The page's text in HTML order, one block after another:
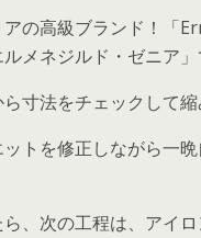
アの高級ブランド！「
メネジルド・ゼニア」
寸法をチェックして縮
トを修正しながら一
、次の工程は、アイ